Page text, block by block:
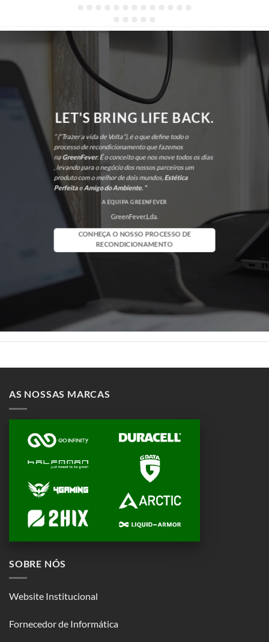
LET'S BRING LIFE BACK.
” (“Trazer a vida de Volta”), é o que define todo o
processo de recondicionamento que fazemos
naGreenFever. É o conceito que nos move todos os dias
, levando para o negócio dos nossos parceiros um
produto com o melhor de dois mundos, Estética
PerfeitaeAmigo do Ambiente. “
A EQUIPA GREENFEVER
GreenFever,Lda.
CONHEÇA O NOSSO PROCESSO DE
RECONDICIONAMENTO
AS NOSSAS MARCAS
SOBRE NÓS
Website Institucional
Fornecedor de Informática